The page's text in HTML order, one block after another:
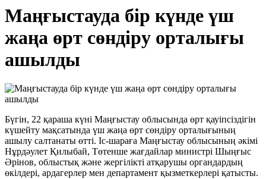
Маңғыстауда бір күнде үш
жаңа өрт сөндіру орталығы
ашылды
Бүгін, 22 қараша күні Маңғыстау облысында өрт қауіпсіздігін
күшейту мақсатында үш жаңа өрт сөндіру орталығының
ашылу салтанаты өтті. Іс-шараға Маңғыстау облысының әкімі
Нұрдәулет Қилыбай, Төтенше жағдайлар министрі Шыңғыс
Әрінов, облыстық және жергілікті атқарушы органдардың
өкілдері, ардагерлер мен департамент қызметкерлері қатысты.